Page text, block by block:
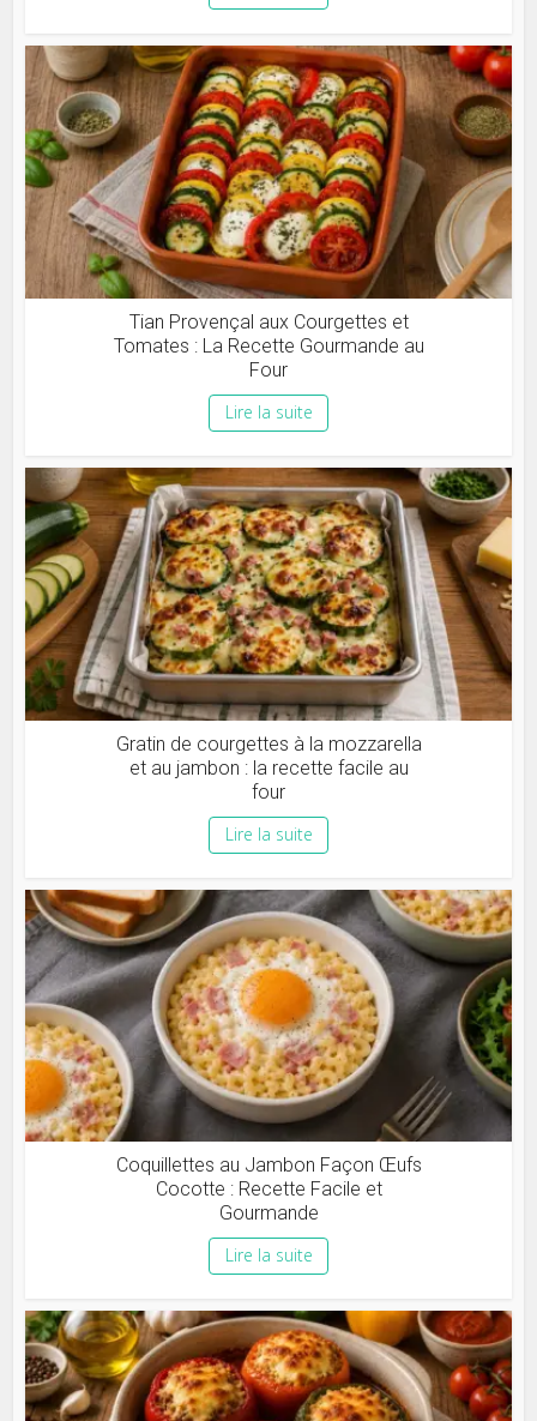
Tian Provençal aux Courgettes et
Tomates : La Recette Gourmande au
Four
Lire la suite
Gratin de courgettes à la mozzarella
et au jambon : la recette facile au
four
Lire la suite
Coquillettes au Jambon Façon Œufs
Cocotte : Recette Facile et
Gourmande
Lire la suite